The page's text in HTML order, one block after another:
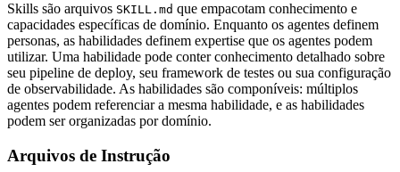
Skills são arquivos SKILL.md que empacotam conhecimento e
capacidades específicas de domínio. Enquanto os agentes definem
personas, as habilidades definem expertise que os agentes podem
utilizar. Uma habilidade pode conter conhecimento detalhado sobre
seu pipeline de deploy, seu framework de testes ou sua configuração
de observabilidade. As habilidades são componíveis: múltiplos
agentes podem referenciar a mesma habilidade, e as habilidades
podem ser organizadas por domínio.
Arquivos de Instrução